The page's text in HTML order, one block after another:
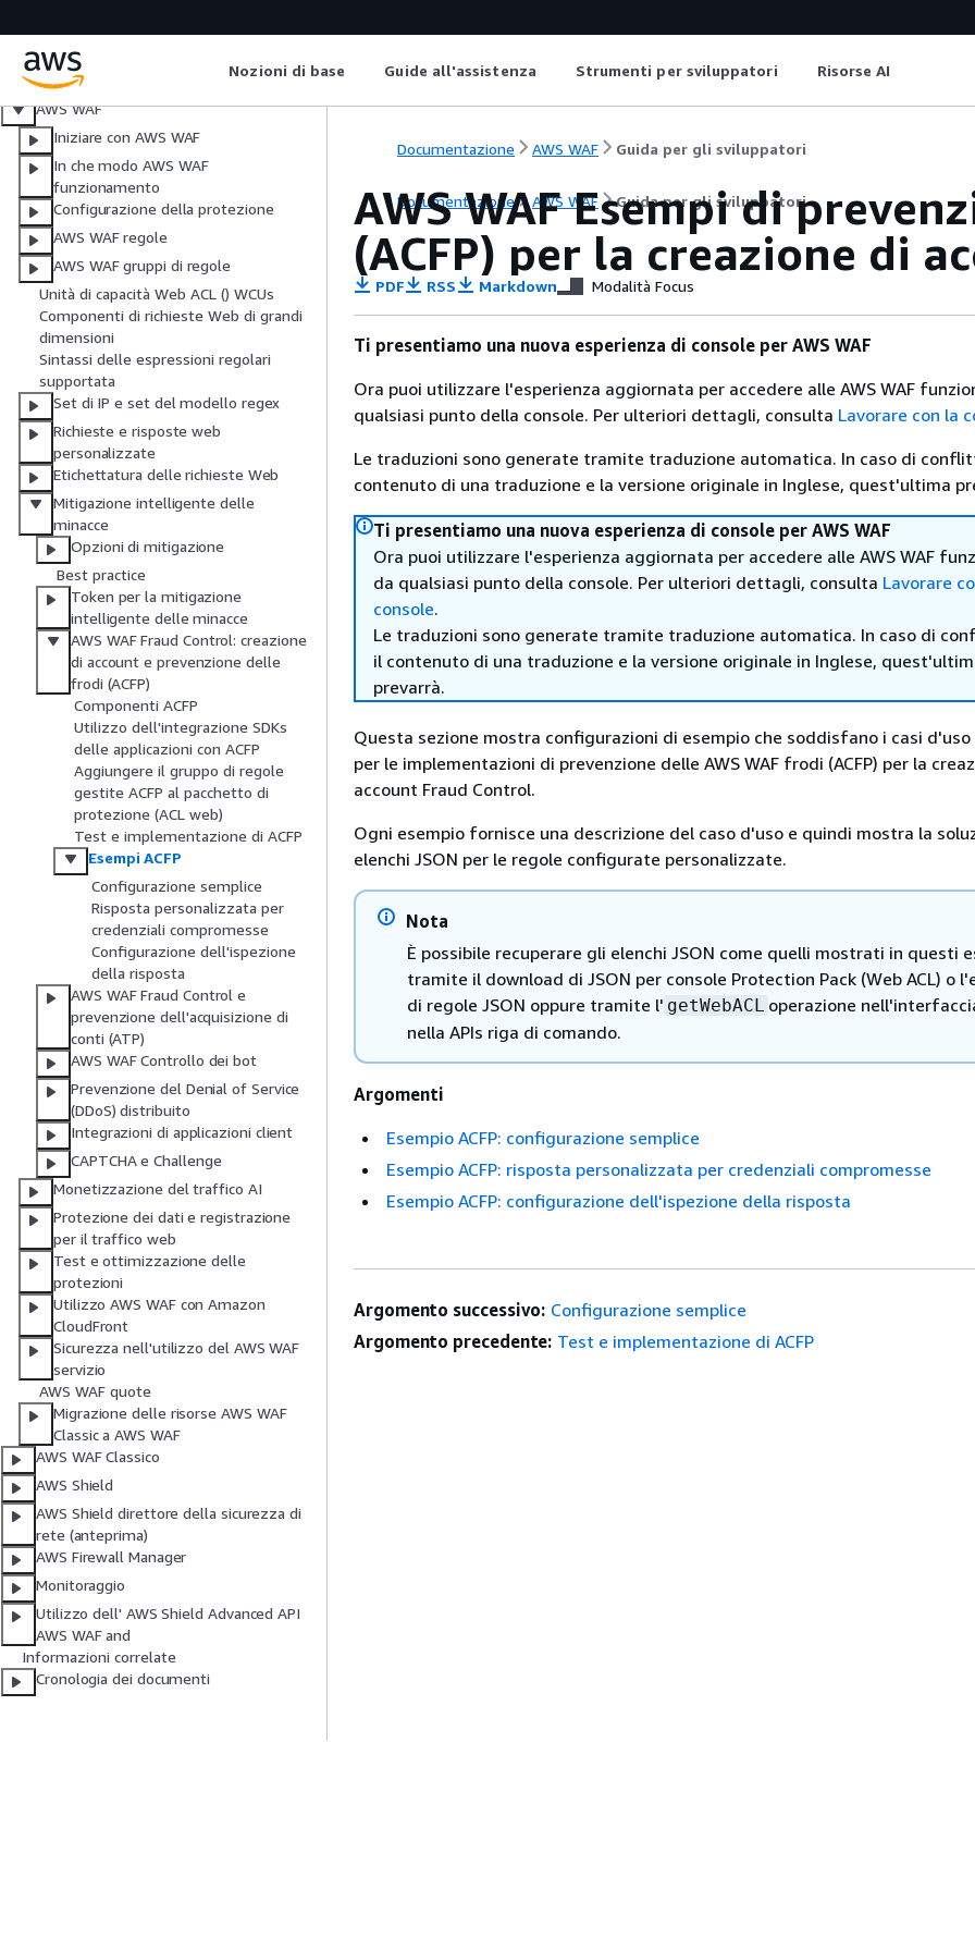
Nozioni di base Guide all'assistenza Strumenti per sviluppatori Risorse AI
rete e Firewall Manager?
Configurazione dell'account
AWS WAF
Iniziare con AWS WAF
In che modo AWS WAF
funzionamento
Configurazione della protezione
AWS WAF regole
AWS WAF gruppi di regole
Unità di capacità Web ACL () WCUs
Componenti di richieste Web di grandi
dimensioni
Sintassi delle espressioni regolari
supportata
Set di IP e set del modello regex
Richieste e risposte web
personalizzate
Etichettatura delle richieste Web
Mitigazione intelligente delle
minacce
Opzioni di mitigazione
Best practice
Token per la mitigazione
intelligente delle minacce
AWS WAF Fraud Control: creazione
di account e prevenzione delle
frodi (ACFP)
Componenti ACFP
Utilizzo dell'integrazione SDKs
delle applicazioni con ACFP
Aggiungere il gruppo di regole
gestite ACFP al pacchetto di
protezione (ACL web)
Test e implementazione di ACFP
Esempi ACFP
Configurazione semplice
Risposta personalizzata per
credenziali compromesse
Configurazione dell'ispezione
della risposta
AWS WAF Fraud Control e
prevenzione dell'acquisizione di
conti (ATP)
AWS WAF Controllo dei bot
Prevenzione del Denial of Service
(DDoS) distribuito
Integrazioni di applicazioni client
CAPTCHA e Challenge
Monetizzazione del traffico AI
Protezione dei dati e registrazione
per il traffico web
Test e ottimizzazione delle
protezioni
Utilizzo AWS WAF con Amazon
CloudFront
Sicurezza nell'utilizzo del AWS WAF
servizio
AWS WAF quote
Migrazione delle risorse AWS WAF
Classic a AWS WAF
AWS WAF Classico
AWS Shield
AWS Shield direttore della sicurezza di
rete (anteprima)
AWS Firewall Manager
Monitoraggio
Utilizzo dell' AWS Shield Advanced API
AWS WAF and
Informazioni correlate
Cronologia dei documenti
Documentazione AWS WAF Guida per gli sviluppatori
Documentazione AWS WAF Guida per gli sviluppatori
AWS WAF Esempi di
(ACFP) per la creazione di
PDF RSS Markdown Modalità Focus
Ti presentiamo una nuova esperienza di console per AWS WAF
Ora puoi utilizzare l'esperienza aggiornata per accedere alle AWS WAF
qualsiasi punto della console. Per ulteriori dettagli, consulta Lavorare con la
Le traduzioni sono generate tramite traduzione automatica. In caso di
contenuto di una traduzione e la versione originale in Inglese, quest'ultima
Ti presentiamo una nuova esperienza di console per AWS WAF
Ora puoi utilizzare l'esperienza aggiornata per accedere alle AWS WAF
da qualsiasi punto della console. Per ulteriori dettagli, consulta Lavorare
console.
Le traduzioni sono generate tramite traduzione automatica. In caso di
il contenuto di una traduzione e la versione originale in Inglese,
prevarrà.
Questa sezione mostra configurazioni di esempio che soddisfano i casi d'uso
per le implementazioni di prevenzione delle AWS WAF frodi (ACFP) per la
account Fraud Control.
Ogni esempio fornisce una descrizione del caso d'uso e quindi mostra la
elenchi JSON per le regole configurate personalizzate.
Nota
È possibile recuperare gli elenchi JSON come quelli mostrati in questi
tramite il download di JSON per console Protection Pack (Web ACL) o
di regole JSON oppure tramite l' getWebACL operazione
nella APIs riga di comando.
Argomenti
Esempio ACFP: configurazione semplice
Esempio ACFP: risposta personalizzata per credenziali compromesse
Esempio ACFP: configurazione dell'ispezione della risposta
Argomento successivo: Configurazione semplice
Argomento precedente: Test e implementazione di ACFP